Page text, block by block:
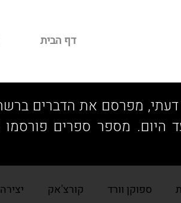
דף הבית
מפרסם את הדברים
ספוקן וורד קורצ'אק יצירה